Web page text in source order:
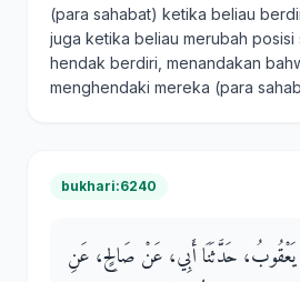
(para sahabat) ketika beliau
juga ketika beliau merubah posisi
hendak berdiri, menandakan
menghendaki mereka (para
bukhari:6240
يَعْقُوبُ، حَدَّثَنَا أَبِي، عَنْ صَالِحٍ، عَنِ